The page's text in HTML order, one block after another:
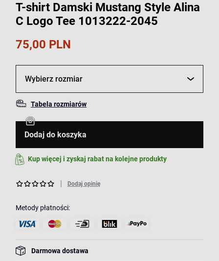
T-shirt Damski Mustang Style Alina
C Logo Tee 1013222-2045
75,00 PLN
Wybierz rozmiar
Tabela rozmiarów
Dodaj do koszyka
Kup więcej i zyskaj rabat na kolejne produkty
Dodaj opinię
Metody płatności:
Darmowa dostawa